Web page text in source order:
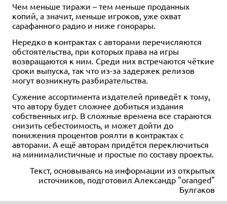
Чем меньше тиражи – тем меньше проданных
копий, а значит, меньше игроков, уже охват
сарафанного радио и ниже гонорары.
Нередко в контрактах с авторами перечисляются
обстоятельства, при которых права на игры
возвращаются к ним. Среди них встречаются чёткие
сроки выпуска, так что из-за задержек релизов
могут возникнуть разбирательства.
Сужение ассортимента издателей приведёт к тому,
что автору будет сложнее добиться издания
собственных игр. В сложные времена все стараются
снизить себестоимость, и может дойти до
понижения процентов роялти в контрактах с
авторами. А ещё авторам придётся переключиться
на минималистичные и простые по составу проекты.
Текст, основываясь на информации из открытых
источников, подготовил Александр "oranged"
Булгаков